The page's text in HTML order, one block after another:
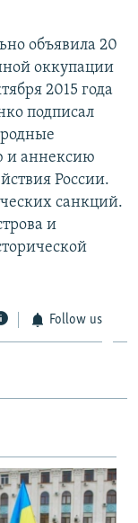
объявила 20
оккупации
2015 года
подписал
и аннексию
России.
санкций.
и
Follow us